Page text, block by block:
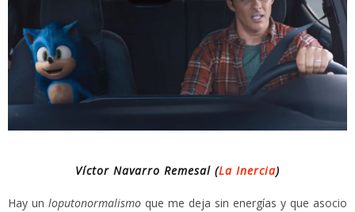
Víctor Navarro Remesal (La Inercia)
Hay un loputonormalismo que me deja sin energías y que asocio